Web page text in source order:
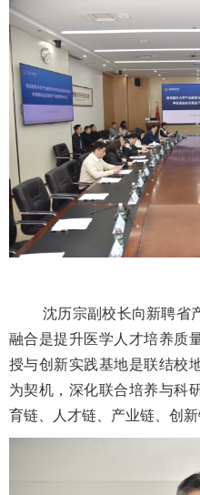
沈历宗副校长向新聘省
融合是提升医学人才培养质
授与创新实践基地是联结校
为契机，深化联合培养与科
育链、人才链、产业链、创新